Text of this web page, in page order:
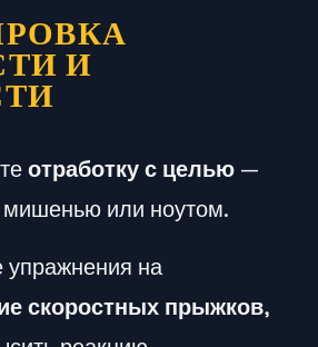
И
отработку с целью —
или ноутом.
упражнения на
скоростных прыжков,